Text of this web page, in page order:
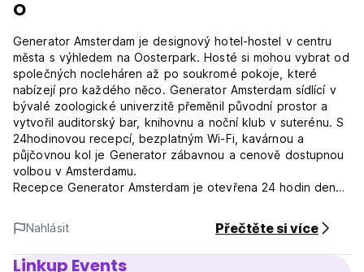
O
Generator Amsterdam je designový hotel-hostel v centru
města s výhledem na Oosterpark. Hosté si mohou vybrat od
společných nocleháren až po soukromé pokoje, které
nabízejí pro každého něco. Generator Amsterdam sídlící v
bývalé zoologické univerzitě přeměnil původní prostor a
vytvořil auditorský bar, knihovnu a noční klub v suterénu. S
24hodinovou recepcí, bezplatným Wi-Fi, kavárnou a
půjčovnou kol je Generator zábavnou a cenově dostupnou
volbou v Amsterdamu.
Recepce Generator Amsterdam je otevřena 24 hodin denně
Má flexibilní a prostorné společenské prostory plné
kreativních designových prvků, jako jsou prosklené výtahy,
vyvýšená kavárna a venkovní terasa. Bývalý přednáškový
sál jsme proměnili v působivý odpočinkový salonek a bar,
Nahlásit Přečtěte si více
Linkup Events